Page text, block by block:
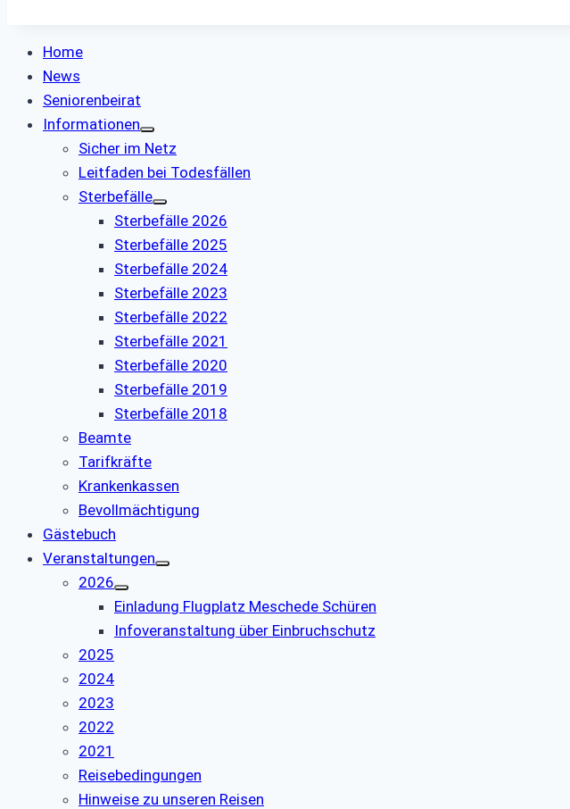
Home
News
Seniorenbeirat
Informationen
Sicher im Netz
Leitfaden bei Todesfällen
Sterbefälle
Sterbefälle 2026
Sterbefälle 2025
Sterbefälle 2024
Sterbefälle 2023
Sterbefälle 2022
Sterbefälle 2021
Sterbefälle 2020
Sterbefälle 2019
Sterbefälle 2018
Beamte
Tarifkräfte
Krankenkassen
Bevollmächtigung
Gästebuch
Veranstaltungen
2026
Einladung Flugplatz Meschede Schüren
Infoveranstaltung über Einbruchschutz
2025
2024
2023
2022
2021
Reisebedingungen
Hinweise zu unseren Reisen